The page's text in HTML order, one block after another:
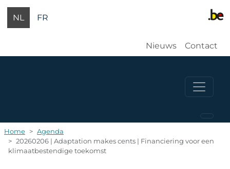
Overslaan en naar de inhoud gaan
NL
FR
Nieuws Contact
Home
Agenda
20260206 | Adaptation makes cents | Financiering voor een
klimaatbestendige toekomst